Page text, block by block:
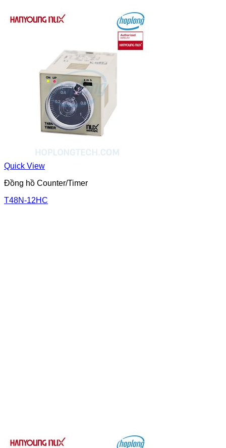
Quick View
Đồng hồ Counter/Timer
T48N-12HC